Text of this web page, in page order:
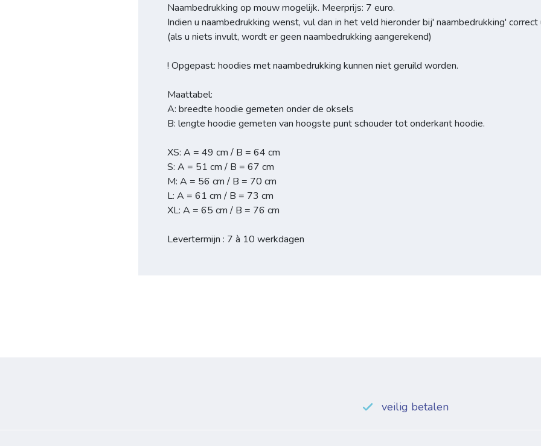
Naambedrukking op mouw mogelijk. Meerprijs: 7 euro.
Indien u naambedrukking wenst, vul dan in het veld hieronder bij' naambedrukking' correct
(als u niets invult, wordt er geen naambedrukking aangerekend)
! Opgepast: hoodies met naambedrukking kunnen niet geruild worden.
Maattabel:
A: breedte hoodie gemeten onder de oksels
B: lengte hoodie gemeten van hoogste punt schouder tot onderkant hoodie.
XS: A = 49 cm / B = 64 cm
S: A = 51 cm / B = 67 cm
M: A = 56 cm / B = 70 cm
L: A = 61 cm / B = 73 cm
XL: A = 65 cm / B = 76 cm
Levertermijn : 7 à 10 werkdagen
veilig betalen